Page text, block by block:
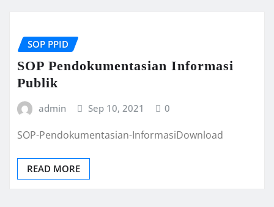
SOP PPID
SOP Pendokumentasian Informasi
Publik
admin Sep 10, 2021 0
SOP-Pendokumentasian-InformasiDownload
READ MORE